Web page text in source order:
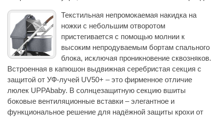
Текстильная непромокаемая накидка на
ножки с небольшим отворотом
пристегивается с помощью молнии к
высоким непродуваемым бортам спального
блока, исключая проникновение сквозняков.
Встроенная в капюшон выдвижная серебристая секция с
защитой от УФ-лучей UV50+ – это фирменное отличие
люлек UPPAbaby. В солнцезащитную секцию вшиты
боковые вентиляционные вставки – элегантное и
функциональное решение для надёжной защиты крохи от